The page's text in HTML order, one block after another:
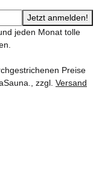
Jetzt anmelden!
jeden Monat tolle
Preise
zzgl. Versand